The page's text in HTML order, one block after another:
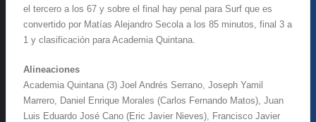
el tercero a los 67 y sobre el final hay penal para Surf que es
convertido por Matías Alejandro Secola a los 85 minutos, final 3 a
1 y clasificación para Academia Quintana.
Alineaciones
Academia Quintana (3) Joel Andrés Serrano, Joseph Yamil
Marrero, Daniel Enrique Morales (Carlos Fernando Matos), Juan
Luis Eduardo José Cano (Eric Javier Nieves), Francisco Javier